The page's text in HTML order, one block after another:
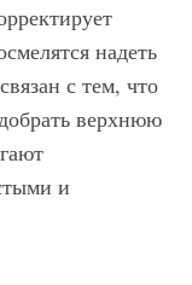
надеть
с тем, что
верхнюю
и